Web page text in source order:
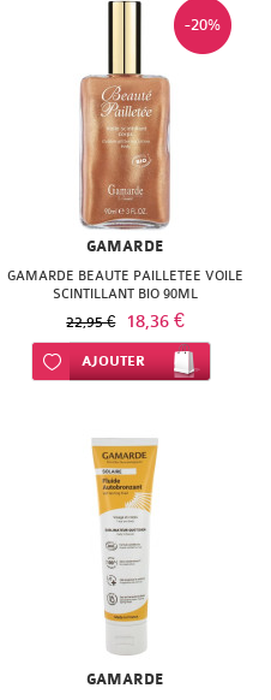
-20%
GAMARDE
GAMARDE BEAUTE PAILLETEE VOILE
SCINTILLANT BIO 90ML
22,95 € 18,36 €
Ajouter à ma liste d’envie
AJOUTER
GAMARDE